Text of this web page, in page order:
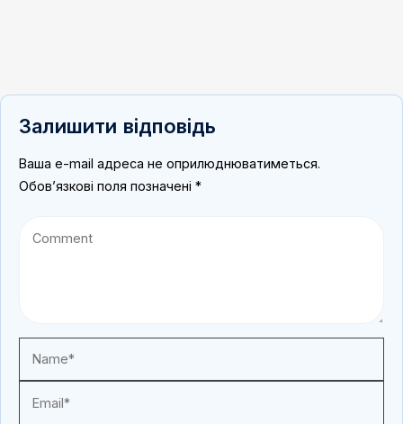
Залишити відповідь
Ваша e-mail адреса не оприлюднюватиметься.
Обов’язкові поля позначені *